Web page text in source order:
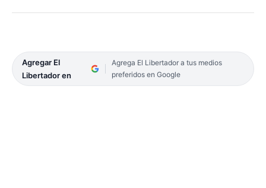
Agregar El
Libertador en
Agrega El Libertador a tus medios
preferidos en Google